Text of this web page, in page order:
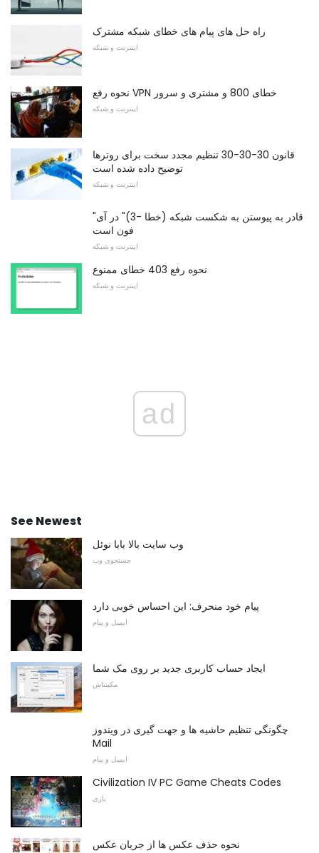
راه حل های پیام های خطای شبکه مشترک
اینترنت و شبکه
نحوه رفع VPN خطای 800 و مشتری و سرور
اینترنت و شبکه
قانون 30-30-30 تنظیم مجدد سخت برای روترها
توضیح داده شده است
اینترنت و شبکه
"قادر به پیوستن به شکست شبکه (خطا -3)" در آی
فون است
اینترنت و شبکه
نحوه رفع 403 خطای ممنوع
اینترنت و شبکه
ad
See Newest
وب سایت بالا بابا نوئل
جستجوی وب
پیام خود منحرف: این احساس خوبی دارد
ایمیل و پیام
ایجاد حساب کاربری جدید بر روی مک شما
مکینتاش
چگونگی تنظیم حاشیه ها و جهت گیری در ویندوز
Mail
ایمیل و پیام
Civilization IV PC Game Cheats Codes
بازی
نحوه حذف عکس ها از جریان عکس